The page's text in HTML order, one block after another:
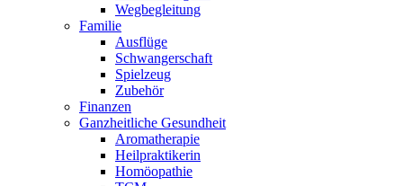
Wegbegleitung
Familie
Ausflüge
Schwangerschaft
Spielzeug
Zubehör
Finanzen
Ganzheitliche Gesundheit
Aromatherapie
Heilpraktikerin
Homöopathie